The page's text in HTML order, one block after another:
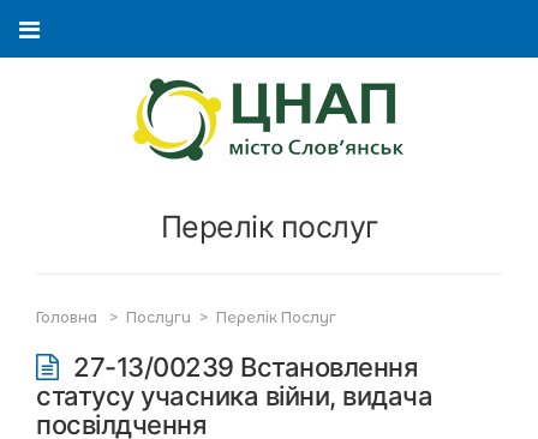
Перелік послуг
Головна > Послуги > Перелік Послуг
27-13/00239 Встановлення
статусу учасника війни, видача
посвілдчення